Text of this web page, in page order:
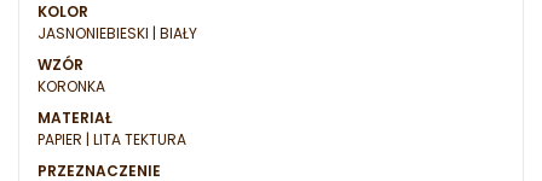
KOLOR
JASNONIEBIESKI | BIAŁY
WZÓR
KORONKA
MATERIAŁ
PAPIER | LITA TEKTURA
PRZEZNACZENIE